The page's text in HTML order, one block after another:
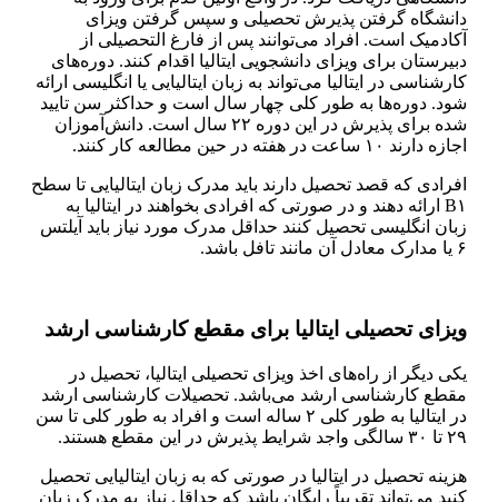
دانشگاه گرفتن پذیرش تحصیلی و سپس گرفتن ویزای
آکادمیک است. افراد می‌توانند پس از فارغ التحصیلی از
دبیرستان برای ویزای دانشجویی ایتالیا اقدام کنند. دوره‌های
کارشناسی در ایتالیا می‌تواند به زبان ایتالیایی یا انگلیسی ارائه
شود. دوره‌ها به طور کلی چهار سال است و حداکثر سن تایید
شده برای پذیرش در این دوره ۲۲ سال است. دانش‌آموزان
اجازه دارند ۱۰ ساعت در هفته در حین مطالعه کار کنند.
افرادی که قصد تحصیل دارند باید مدرک زبان ایتالیایی تا سطح
B۱ ارائه دهند و در صورتی که افرادی بخواهند در ایتالیا به
زبان انگلیسی تحصیل کنند حداقل مدرک مورد نیاز باید آیلتس
۶ یا مدارک معادل آن مانند تافل باشد.
ویزای تحصیلی ایتالیا برای مقطع کارشناسی ارشد
یکی دیگر از راه‌های اخذ ویزای تحصیلی ایتالیا، تحصیل در
مقطع کارشناسی ارشد می‌باشد. تحصیلات کارشناسی ارشد
در ایتالیا به طور کلی ۲ ساله است و افراد به طور کلی تا سن
۲۹ تا ۳۰ سالگی واجد شرایط پذیرش در این مقطع هستند.
هزینه تحصیل در ایتالیا در صورتی که به زبان ایتالیایی تحصیل
کنید می‌تواند تقریباً رایگان باشد که حداقل نیاز به مدرک زبان